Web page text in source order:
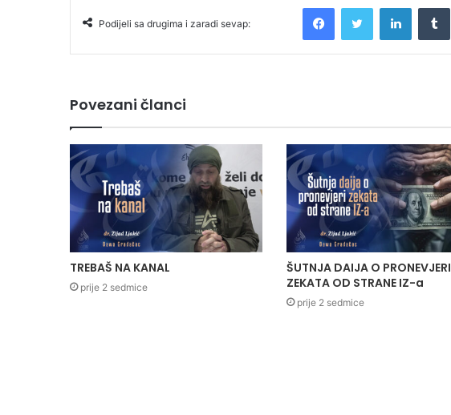
Podijeli sa drugima i zaradi sevap:
Povezani članci
TREBAŠ NA KANAL
prije 2 sedmice
ŠUTNJA DAIJA O PRONEVJERI
ZEKATA OD STRANE IZ-a
prije 2 sedmice